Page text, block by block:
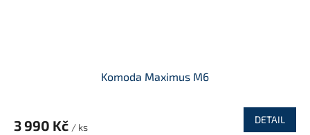
Komoda Maximus M6
3 990 Kč / ks
DETAIL